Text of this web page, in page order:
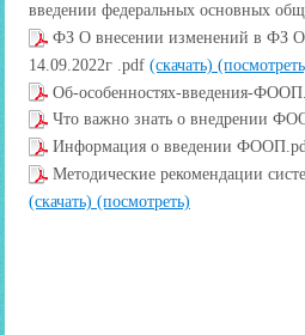
введении федеральных основных
ФЗ О внесении изменений в ФЗ
14.09.2022г .pdf (скачать)
Об-особенностях-введения-
Что важно знать о внедрении
Информация о введении
Методические рекомендации
(скачать) (посмотреть)